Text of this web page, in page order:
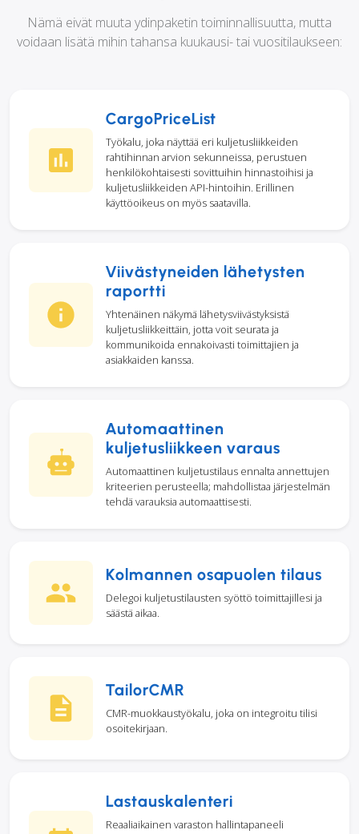
Nämä eivät muuta ydinpaketin toiminnallisuutta, mutta
voidaan lisätä mihin tahansa kuukausi- tai vuositilaukseen:
CargoPriceList
Työkalu, joka näyttää eri kuljetusliikkeiden
rahtihinnan arvion sekunneissa, perustuen
henkilökohtaisesti sovittuihin hinnastoihisi ja
kuljetusliikkeiden API-hintoihin. Erillinen
käyttöoikeus on myös saatavilla.
Viivästyneiden lähetysten
raportti
Yhtenäinen näkymä lähetysviivästyksistä
kuljetusliikkeittäin, jotta voit seurata ja
kommunikoida ennakoivasti toimittajien ja
asiakkaiden kanssa.
Automaattinen
kuljetusliikkeen varaus
Automaattinen kuljetustilaus ennalta annettujen
kriteerien perusteella; mahdollistaa järjestelmän
tehdä varauksia automaattisesti.
Kolmannen osapuolen tilaus
Delegoi kuljetustilausten syöttö toimittajillesi ja
säästä aikaa.
TailorCMR
CMR-muokkaustyökalu, joka on integroitu tilisi
osoitekirjaan.
Lastauskalenteri
Reaaliaikainen varaston hallintapaneeli